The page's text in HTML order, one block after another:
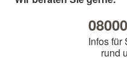
08000
Infos für
rund